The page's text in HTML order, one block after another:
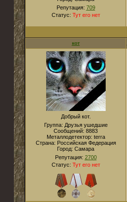
Репутация: 709
Статус: Тут его нет
кот
Добрый кот.
Группа: Друзья ушедшие
Сообщений: 8883
Металлодетектор: terra
Страна: Российская Федерация
Город: Cамара
Репутация: 2700
Статус: Тут его нет